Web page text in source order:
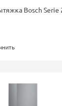
Bosch Serie